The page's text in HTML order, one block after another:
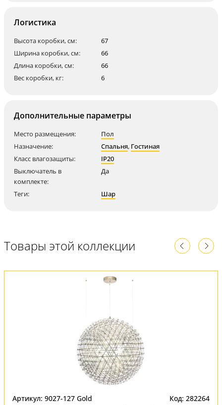
Логистика
Высота коробки, см:
67
Ширина коробки, см:
66
Длина коробки, см:
66
Вес коробки, кг:
6
Дополнительные параметры
Место размещения:
Пол
Назначение:
Спальня, Гостиная
Класс влагозащиты:
IP20
Выключатель в
комплекте:
Да
Теги: Шар
Товары этой коллекции
Артикул: 9027-127 Gold Код: 282264